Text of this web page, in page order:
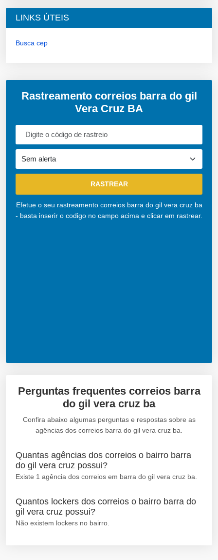
LINKS ÚTEIS
Busca cep
Rastreamento correios barra do gil
Vera Cruz BA
Efetue o seu rastreamento correios barra do gil vera cruz ba
- basta inserir o codigo no campo acima e clicar em rastrear.
Perguntas frequentes correios barra
do gil vera cruz ba
Confira abaixo algumas perguntas e respostas sobre as
agências dos correios barra do gil vera cruz ba.
Quantas agências dos correios o bairro barra
do gil vera cruz possui?
Existe 1 agência dos correios em barra do gil vera cruz ba.
Quantos lockers dos correios o bairro barra do
gil vera cruz possui?
Não existem lockers no bairro.